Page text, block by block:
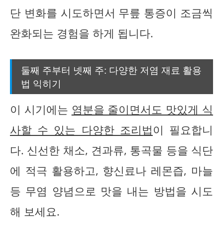
단 변화를 시도하면서 무릎 통증이 조금씩
완화되는 경험을 하게 됩니다.
둘째 주부터 넷째 주: 다양한 저염 재료 활용
법 익히기
이 시기에는 염분을 줄이면서도 맛있게 식
사할 수 있는 다양한 조리법이 필요합니
다. 신선한 채소, 견과류, 통곡물 등을 식단
에 적극 활용하고, 향신료나 레몬즙, 마늘
등 무염 양념으로 맛을 내는 방법을 시도
해 보세요.